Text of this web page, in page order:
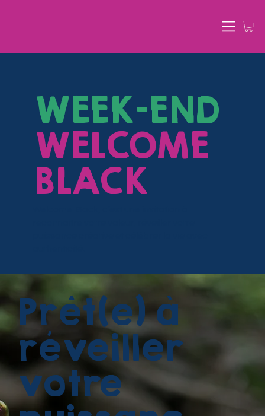
WEEK-END
WELCOME
BLACK
Prêt(e) à
réveiller
votre